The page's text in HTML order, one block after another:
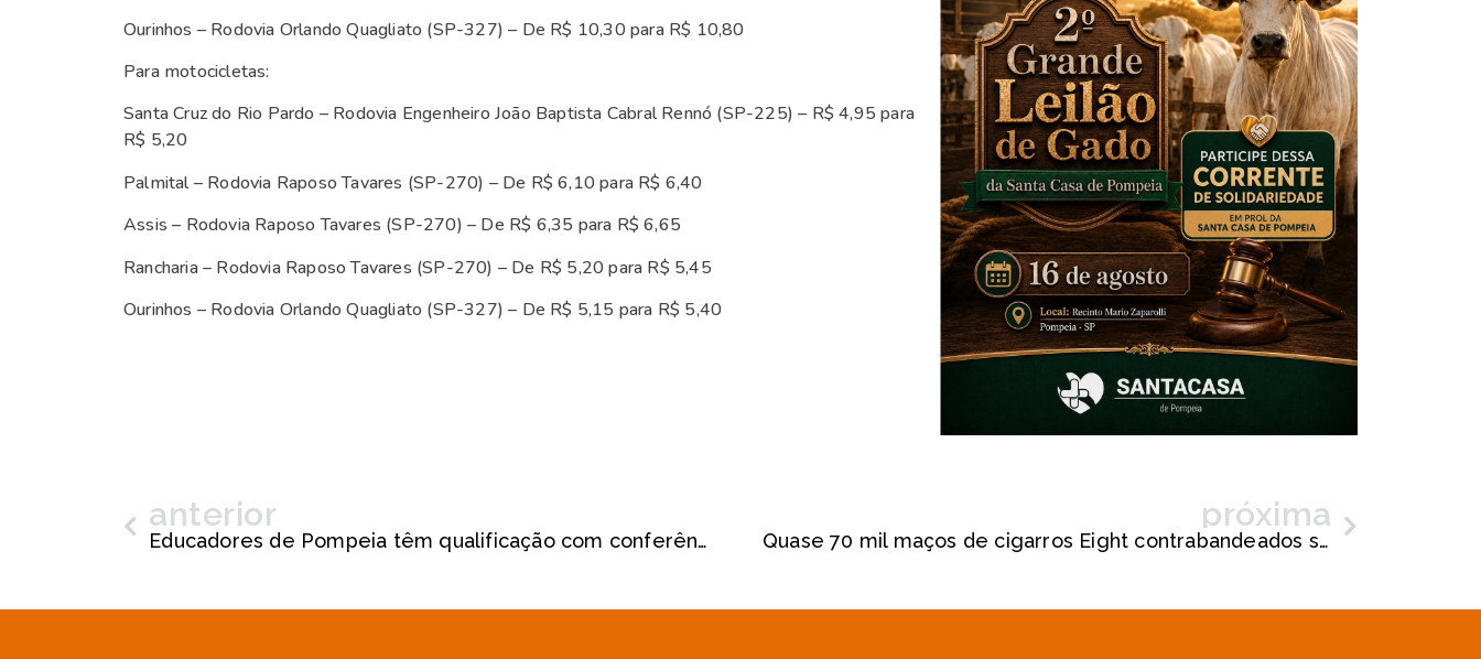
Ourinhos – Rodovia Orlando Quagliato (SP-327) – De R$ 10,30 para R$ 10,80
Para motocicletas:
Santa Cruz do Rio Pardo – Rodovia Engenheiro João Baptista Cabral Rennó (SP-225) – R$ 4,95 para
R$ 5,20
Palmital – Rodovia Raposo Tavares (SP-270) – De R$ 6,10 para R$ 6,40
Assis – Rodovia Raposo Tavares (SP-270) – De R$ 6,35 para R$ 6,65
Rancharia – Rodovia Raposo Tavares (SP-270) – De R$ 5,20 para R$ 5,45
Ourinhos – Rodovia Orlando Quagliato (SP-327) – De R$ 5,15 para R$ 5,40
anterior
Educadores de Pompeia têm qualificação com conferência INOVEDUCA
próxima
Quase 70 mil maços de cigarros Eight contrabandeados são apreendidos na região